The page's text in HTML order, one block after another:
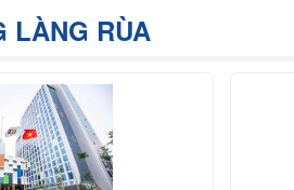
LÀNG RÙA